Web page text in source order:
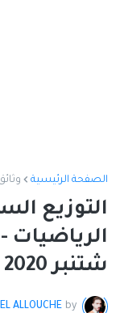
الصفحة الرئيسية
التوزيع
شتنبر 2020
by
ALLOUCHE